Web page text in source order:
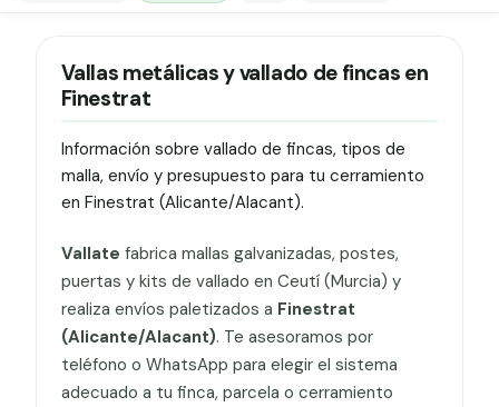
Vallas metálicas y vallado de fincas en
Finestrat
Información sobre vallado de fincas, tipos de
malla, envío y presupuesto para tu cerramiento
en Finestrat (Alicante/Alacant).
Vallate fabrica mallas galvanizadas, postes,
puertas y kits de vallado en Ceutí (Murcia) y
realiza envíos paletizados a Finestrat
(Alicante/Alacant). Te asesoramos por
teléfono o WhatsApp para elegir el sistema
adecuado a tu finca, parcela o cerramiento